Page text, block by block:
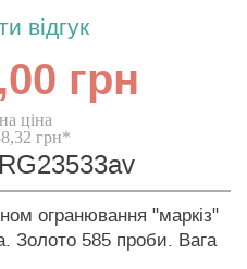
відгук
грн
ціна
грн*
RG23533av
огранювання "маркіз"
Золото 585 проби. Вага